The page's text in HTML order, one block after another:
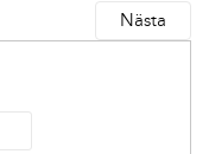
Nästa